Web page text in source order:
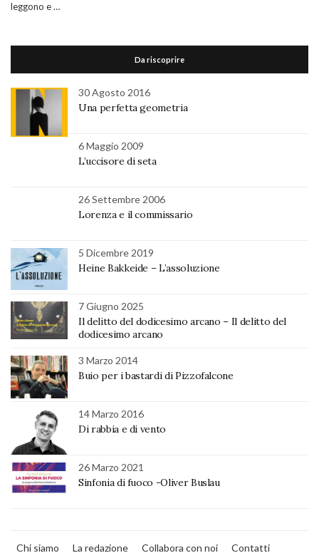
leggono e …
Da riscoprire
30 Agosto 2016
Una perfetta geometria
6 Maggio 2009
L’uccisore di seta
26 Settembre 2006
Lorenza e il commissario
5 Dicembre 2019
Heine Bakkeide – L’assoluzione
7 Giugno 2025
Il delitto del dodicesimo arcano – Il delitto del
dodicesimo arcano
3 Marzo 2014
Buio per i bastardi di Pizzofalcone
14 Marzo 2016
Di rabbia e di vento
26 Marzo 2021
Sinfonia di fuoco -Oliver Buslau
Chi siamo La redazione Collabora con noi
Contatti